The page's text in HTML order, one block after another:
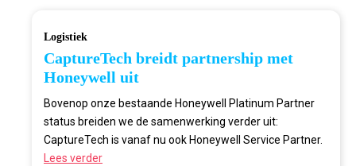
Logistiek
CaptureTech breidt partnership met
Honeywell uit
Bovenop onze bestaande Honeywell Platinum Partner
status breiden we de samenwerking verder uit:
CaptureTech is vanaf nu ook Honeywell Service Partner.
Lees verder